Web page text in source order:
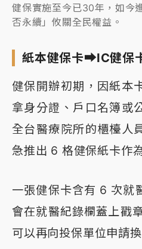
健保實施至今已30年，如今
否永續」攸關全民權益。
紙本健保卡⮕IC健保
健保開辦初期，因紙本
拿身分證、戶口名簿或
全台醫療院所的櫃檯人
急推出 6 格健保紙卡作
一張健保卡含有 6 次就
會在就醫紀錄欄蓋上戳
可以再向投保單位申請